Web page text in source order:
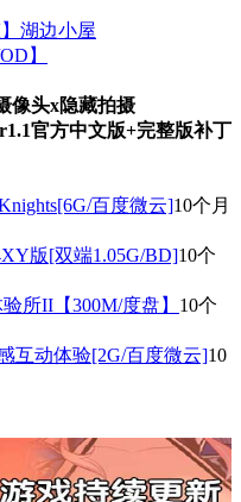
湖边小屋
】
像头x隐藏拍摄
官方中文版+完整版补丁
百度微云]10个月
版[双端1.05G/BD]10个
所II【300M/度盘】 10个
互动体验[2G/百度微云]10